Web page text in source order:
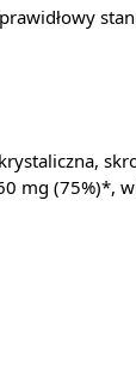
mg (75%)*,